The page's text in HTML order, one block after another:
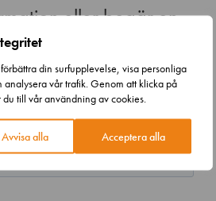
din surfupplevelse, visa personliga
vår trafik. Genom att klicka på
till vår användning av cookies.
Avvisa alla Acceptera alla
eller begär en
vilken typ av tjänst du söker.
inom kort.